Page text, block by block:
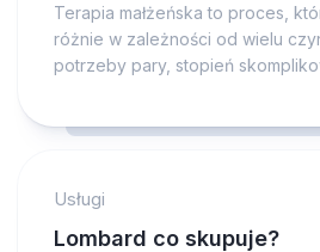
Terapia małżeńska to proces,
różnie w zależności od wielu
potrzeby pary, stopień
Usługi
Lombard co skupuje?